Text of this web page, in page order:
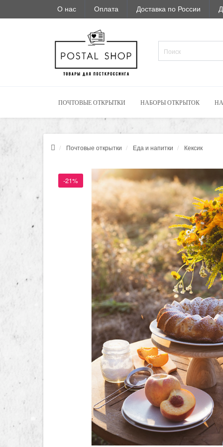
О нас Оплата Доставка по России
ПОЧТОВЫЕ ОТКРЫТКИ НАБОРЫ ОТКРЫТОК
Почтовые открытки Еда и напитки Кексик
-21%